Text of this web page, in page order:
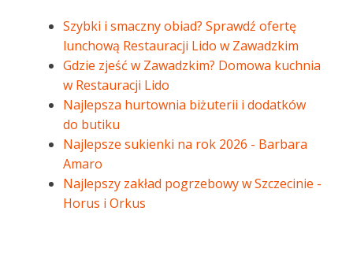
Szybki i smaczny obiad? Sprawdź ofertę
lunchową Restauracji Lido w Zawadzkim
Gdzie zjeść w Zawadzkim? Domowa kuchnia
w Restauracji Lido
Najlepsza hurtownia biżuterii i dodatków
do butiku
Najlepsze sukienki na rok 2026 - Barbara
Amaro
Najlepszy zakład pogrzebowy w Szczecinie -
Horus i Orkus